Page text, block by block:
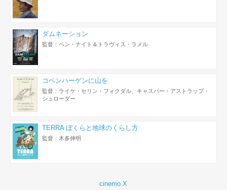
ダムネーション
監督：ベン・ナイト＆トラヴィス・ラメル
コペンハーゲンに山を
監督：ライケ・セリン・フォクダル、キャスパー・アストラップ・
シュローダー
TERRA ぼくらと地球のくらし方
監督：木多伸明
cinemo X